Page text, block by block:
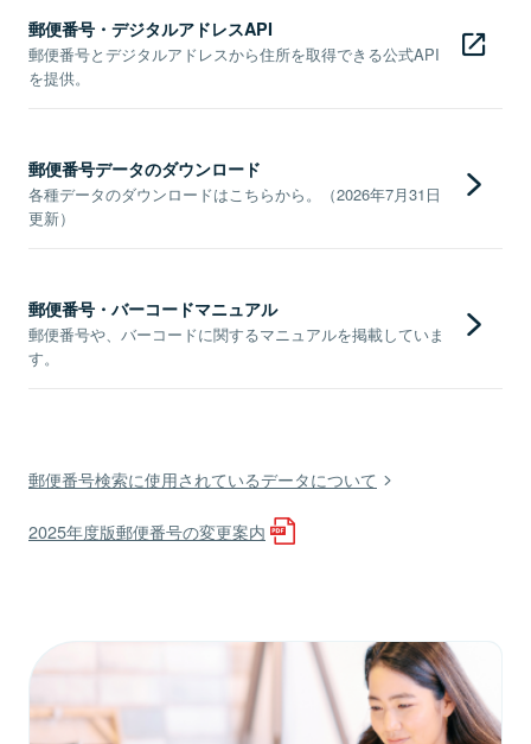
郵便番号・デジタルアドレスAPI
郵便番号とデジタルアドレスから住所を取得できる公式API
を提供。
郵便番号データのダウンロード
各種データのダウンロードはこちらから。（2026年7月31日
更新）
郵便番号・バーコードマニュアル
郵便番号や、バーコードに関するマニュアルを掲載していま
す。
郵便番号検索に使用されているデータについて
2025年度版郵便番号の変更案内